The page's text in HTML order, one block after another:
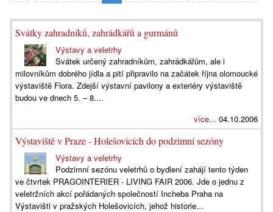
Svátky zahradníků, zahrádkářů a gurmánů
Výstavy a veletrhy
Svátek určený zahradníkům, zahrádkářům, ale i
milovníkům dobrého jídla a pití připravilo na začátek října olomoucké
výstaviště Flora. Zdejší výstavní pavilony a exteriéry výstaviště
budou ve dnech 5. – 8....
více... 04.10.2006
Výstaviště v Praze - Holešovicích do podzimní sezóny
Výstavy a veletrhy
Podzimní sezónu veletrhů o bydlení zahájí tento týden
ve čtvrtek PRAGOINTERIER - LIVING FAIR 2006. Jde o jednu z
veletržních akcí pořádaných společností Incheba Praha na
Výstavišti v pražských Holešovicích, jehož historie...